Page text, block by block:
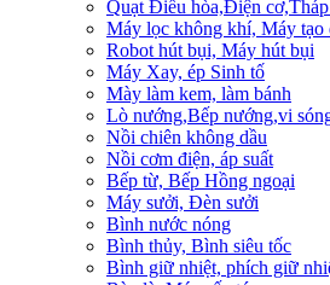
Quạt Điều hòa,Điện
Máy lọc không khí, Máy tạo
Robot hút bụi, Máy hút bụi
Máy Xay, ép Sinh tố
Mày làm kem, làm bánh
Lò nướng,Bếp nướng,vi
Nồi chiên không dầu
Nồi cơm điện, áp suất
Bếp từ, Bếp Hồng ngoại
Máy sưởi, Đèn sưởi
Bình nước nóng
Bình thủy, Bình siêu tốc
Bình giữ nhiệt, phích giữ